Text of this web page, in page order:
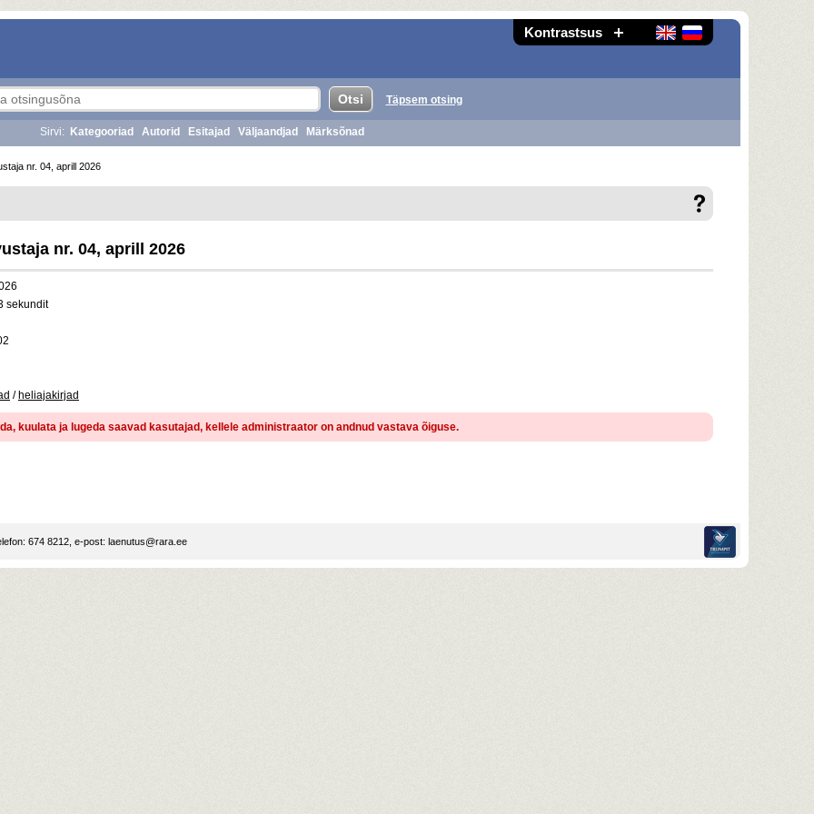
Kontrastsus
Täpsem otsing
Sirvi: Kategooriad Autorid Esitajad Väljaandjad Märksõnad
nr. 04, aprill 2026
nr. 04, aprill 2026
sekundit
/ heliajakirjad
kuulata ja lugeda saavad kasutajad, kellele administraator on andnud vastava õiguse.
674 8212, e-post: laenutus@rara.ee